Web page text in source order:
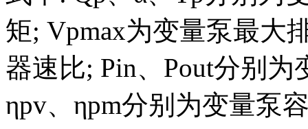
矩; Vpmax为变量泵最大
器速比; Pin、 Pout分别为
ηpv、 ηpm分别为变量泵